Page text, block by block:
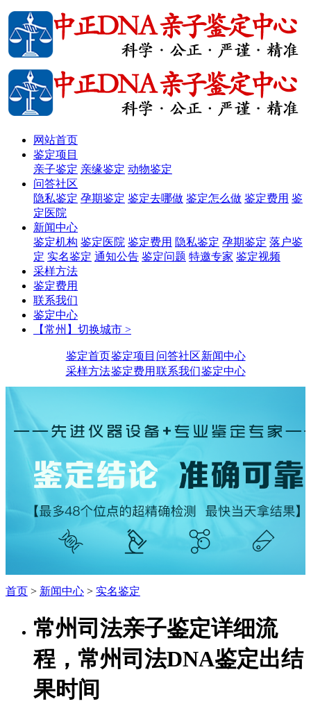
网站首页
鉴定项目
亲子鉴定 亲缘鉴定 动物鉴定
问答社区
隐私鉴定 孕期鉴定 鉴定去哪做 鉴定怎么做 鉴定费用 鉴
定医院
新闻中心
鉴定机构 鉴定医院 鉴定费用 隐私鉴定 孕期鉴定 落户鉴
定 实名鉴定 通知公告 鉴定问题 特邀专家 鉴定视频
采样方法
鉴定费用
联系我们
鉴定中心
【常州】切换城市 >
鉴定首页鉴定项目 问答社区新闻中心
采样方法鉴定费用 联系我们鉴定中心
首页 > 新闻中心 > 实名鉴定
常州司法亲子鉴定详细流
程，常州司法DNA鉴定出结
果时间